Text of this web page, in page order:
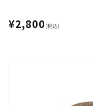
¥2,800 (税込)